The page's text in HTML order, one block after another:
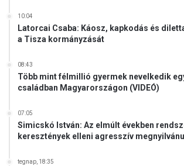
10:04
Latorcai Csaba: Káosz, kapkodás és
a Tisza kormányzását
08:43
Több mint félmillió gyermek nevelkedik
családban Magyarországon (VIDEÓ)
07:05
Simicskó István: Az elmúlt években
keresztények elleni agresszív
tegnap, 18:35